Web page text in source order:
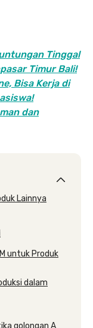
Tinggal
Timur Bali!
Bisa Kerja di
dan
Lainnya
untuk Produk
dalam
golongan A